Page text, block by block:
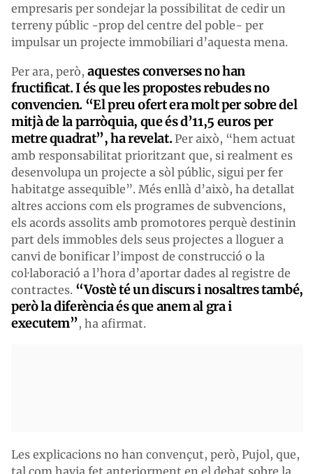
empresaris per sondejar la possibilitat de cedir un
terreny públic -prop del centre del poble- per
impulsar un projecte immobiliari d’aquesta mena.
Per ara, però, aquestes converses no han
fructificat. I és que les propostes rebudes no
convencien. “El preu ofert era molt per sobre del
mitjà de la parròquia, que és d’11,5 euros per
metre quadrat”, ha revelat.Per això, “hem actuat
amb responsabilitat prioritzant que, si realment es
desenvolupa un projecte a sòl públic, sigui per fer
habitatge assequible”. Més enllà d’això, ha detallat
altres accions com els programes de subvencions,
els acords assolits amb promotores perquè destinin
part dels immobles dels seus projectes a lloguer a
canvi de bonificar l’impost de construcció o la
col·laboració a l’hora d’aportar dades al registre de
contractes. “Vostè té un discurs i nosaltres també,
peròla diferència és queanem al gra i
executem”, ha afirmat.
Les explicacions no han convençut, però, Pujol, que,
tal com havia fet anteriorment en el debat sobre la